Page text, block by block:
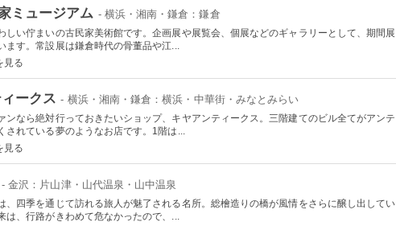
ミュージアム - 横浜・湘南・鎌倉：鎌倉
しい佇まいの古民家美術館です。企画展や展覧会、個展などのギャラリーとして、期間展
ます。常設展は鎌倉時代の骨董品や江...
見る
ークス - 横浜・湘南・鎌倉：横浜・中華街・みなとみらい
ンなら絶対行っておきたいショップ、キヤアンティークス。三階建てのビル全てがアンテ
されている夢のようなお店です。1階は...
見る
- 金沢：片山津・山代温泉・山中温泉
、四季を通じて訪れる旅人が魅了される名所。総檜造りの橋が風情をさらに醸し出してい
は、行路がきわめて危なかったので、...